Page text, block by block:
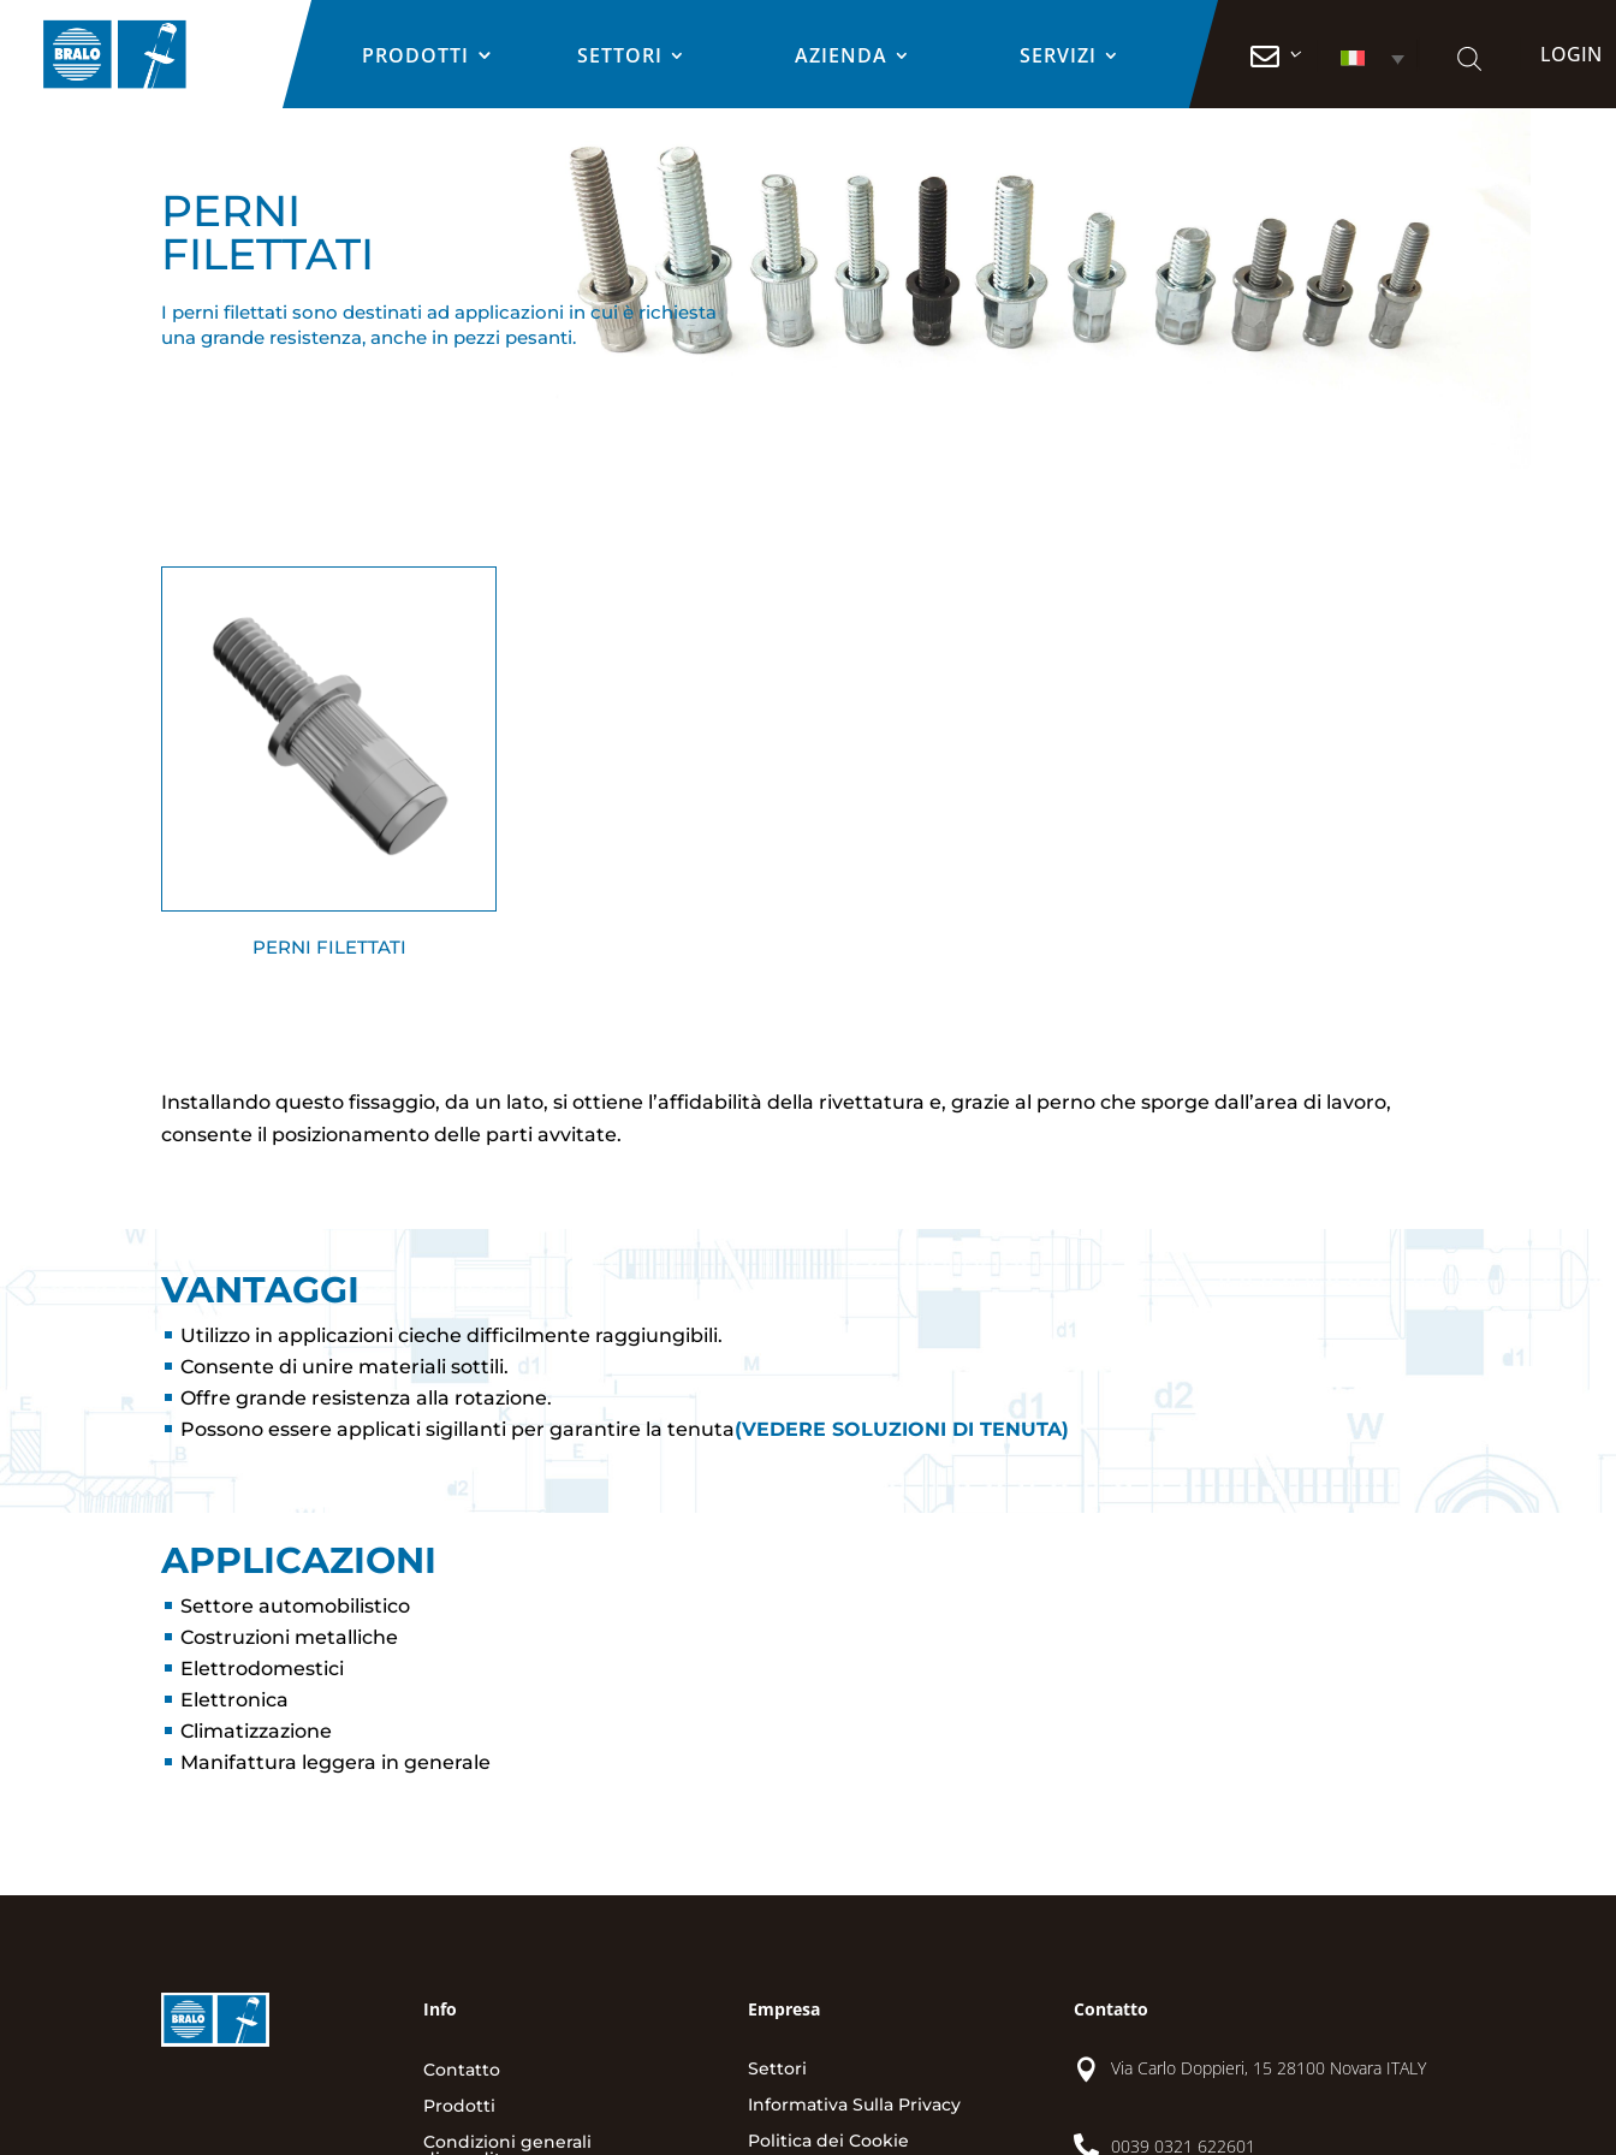
PRODOTTI SETTORI AZIENDA SERVIZI  LOGIN
PERNI
FILETTATI
I perni filettati sono destinati ad applicazioni in cui è richiesta
una grande resistenza, anche in pezzi pesanti.
PERNI FILETTATI
Installando questo fissaggio, da un lato, si ottiene l’affidabilità della rivettatura e, grazie al perno che sporge dall’area di lavoro,
consente il posizionamento delle parti avvitate.
VANTAGGI
Utilizzo in applicazioni cieche difficilmente raggiungibili.
Consente di unire materiali sottili.
Offre grande resistenza alla rotazione.
Possono essere applicati sigillanti per garantire la tenuta(VEDERE SOLUZIONI DI TENUTA)
APPLICAZIONI
Settore automobilistico
Costruzioni metalliche
Elettrodomestici
Elettronica
Climatizzazione
Manifattura leggera in generale
Info
Contatto
Prodotti
Condizioni generali
Empresa
Settori
Informativa Sulla Privacy
Politica dei Cookie
Contatto
 Via Carlo Doppieri, 15 28100 Novara ITALY
 0039 0321 622601